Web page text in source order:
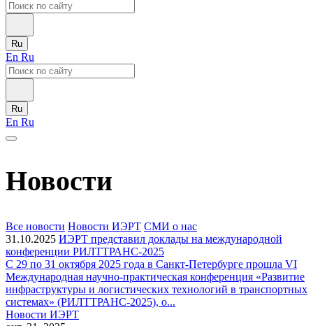
Ru
En Ru
Ru
En Ru
Новости
Все новости Новости ИЭРТ СМИ о нас
31.10.2025 ИЭРТ представил доклады на международной
конференции РИЛТТРАНС-2025
С 29 по 31 октября 2025 года в Санкт-Петербурге прошла VI
Международная научно-практическая конференция «Развитие
инфраструктуры и логистических технологий в транспортных
системах» (РИЛТТРАНС-2025), о...
Новости ИЭРТ